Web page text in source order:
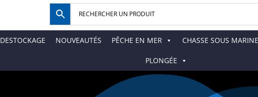
DESTOCKAGE NOUVEAUTÉS PÊCHE EN MER CHASSE SOUS MARINE
PLONGÉE